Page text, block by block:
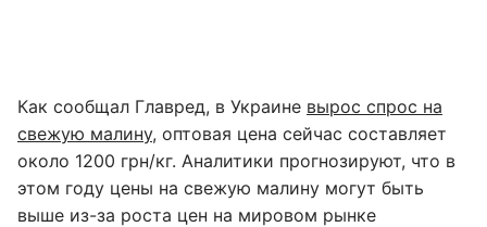
Как сообщал Главред, в Украине вырос спрос на
свежую малину, оптовая цена сейчас составляет
около 1200 грн/кг. Аналитики прогнозируют, что в
этом году цены на свежую малину могут быть
выше из-за роста цен на мировом рынке